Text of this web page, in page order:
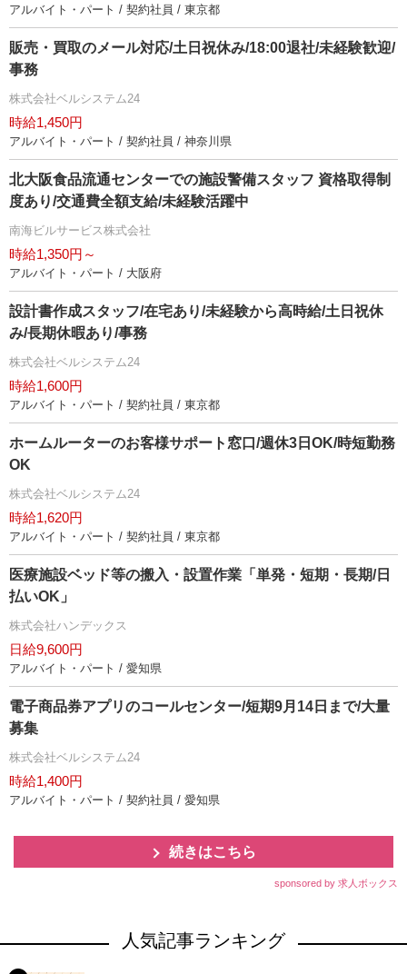
アルバイト・パート / 契約社員 / 東京都
販売・買取のメール対応/土日祝休み/18:00退社/未経験歓迎/
事務
株式会社ベルシステム24
時給1,450円
アルバイト・パート / 契約社員 / 神奈川県
北大阪食品流通センターでの施設警備スタッフ 資格取得制
度あり/交通費全額支給/未経験活躍中
南海ビルサービス株式会社
時給1,350円～
アルバイト・パート / 大阪府
設計書作成スタッフ/在宅あり/未経験から高時給/土日祝休
み/長期休暇あり/事務
株式会社ベルシステム24
時給1,600円
アルバイト・パート / 契約社員 / 東京都
ホームルーターのお客様サポート窓口/週休3日OK/時短勤務
OK
株式会社ベルシステム24
時給1,620円
アルバイト・パート / 契約社員 / 東京都
医療施設ベッド等の搬入・設置作業「単発・短期・長期/日
払いOK」
株式会社ハンデックス
日給9,600円
アルバイト・パート / 愛知県
電子商品券アプリのコールセンター/短期9月14日まで/大量
募集
株式会社ベルシステム24
時給1,400円
アルバイト・パート / 契約社員 / 愛知県
続きはこちら
sponsored by 求人ボックス
人気記事ランキング